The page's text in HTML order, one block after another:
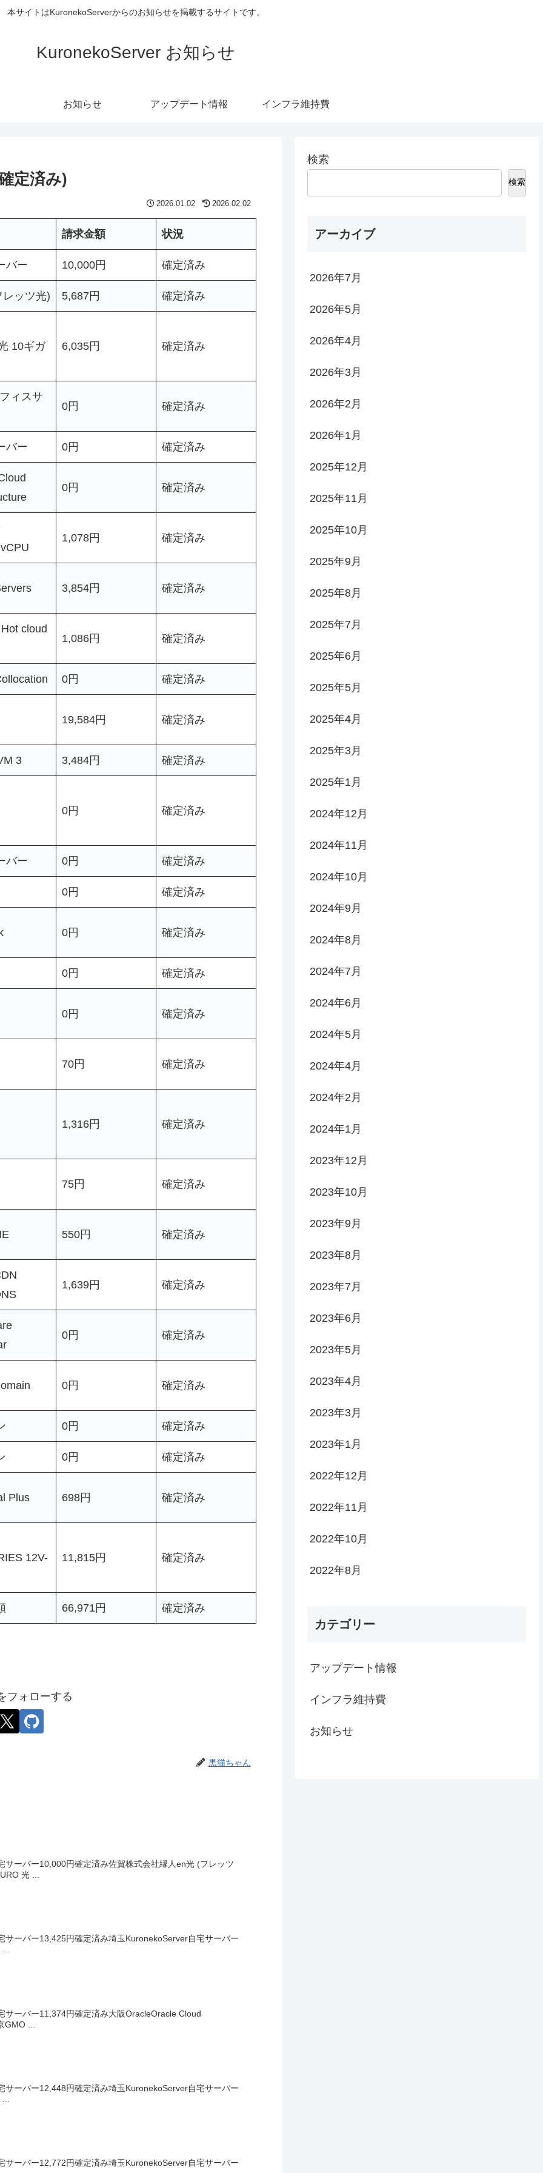
本サイトはKuronekoServerからのお知らせを掲載するサイトです。
KuronekoServer お知らせ
お知らせ アップデート情報 インフラ維持費
定済み)
2026.01.02 2026.02.02
請求金額 状況
バー 10,000円 確定済み
ッツ光) 5,687円 確定済み
10ギガ 6,035円 確定済み
ィスサ
0円
確定済み
バー 0円 確定済み
0円 確定済み
1,078円 確定済み
3,854円 確定済み
cloud
1,086円
確定済み
0円 確定済み
19,584円 確定済み
3 3,484円 確定済み
0円 確定済み
バー 0円 確定済み
0円 確定済み
0円 確定済み
0円 確定済み
0円 確定済み
70円 確定済み
1,316円 確定済み
75円 確定済み
550円 確定済み
1,639円 確定済み
0円 確定済み
0円 確定済み
0円 確定済み
0円 確定済み
Plus 698円 確定済み
12V- 11,815円 確定済み
66,971円 確定済み
フォローする
黒猫ちゃん
ーバー10,000円確定済み佐賀株式会社縁人en光 (フレッツ
光 ...
ーバー13,425円確定済み埼玉KuronekoServer自宅サーバー
...
ーバー11,374円確定済み大阪OracleOracle Cloud
...
ーバー12,448円確定済み埼玉KuronekoServer自宅サーバー
ーバー12,772円確定済み埼玉KuronekoServer自宅サーバー
検索
検索
アーカイブ
2026年7月
2026年5月
2026年4月
2026年3月
2026年2月
2026年1月
2025年12月
2025年11月
2025年10月
2025年9月
2025年8月
2025年7月
2025年6月
2025年5月
2025年4月
2025年3月
2025年1月
2024年12月
2024年11月
2024年10月
2024年9月
2024年8月
2024年7月
2024年6月
2024年5月
2024年4月
2024年2月
2024年1月
2023年12月
2023年10月
2023年9月
2023年8月
2023年7月
2023年6月
2023年5月
2023年4月
2023年3月
2023年1月
2022年12月
2022年11月
2022年10月
2022年8月
カテゴリー
アップデート情報
インフラ維持費
お知らせ